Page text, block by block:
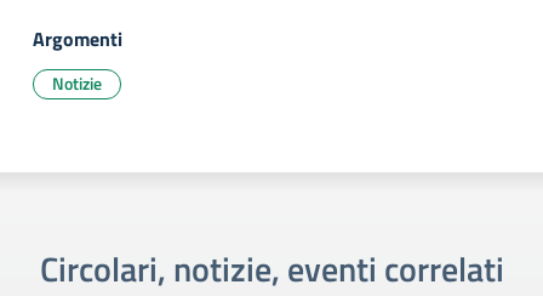
Argomenti
Notizie
Circolari, notizie, eventi correlati